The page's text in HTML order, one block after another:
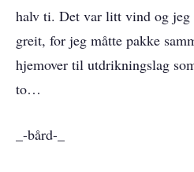
halv ti. Det var litt vind og
greit, for jeg måtte pakke
hjemover til utdrikningslag
to…
_-bård-_